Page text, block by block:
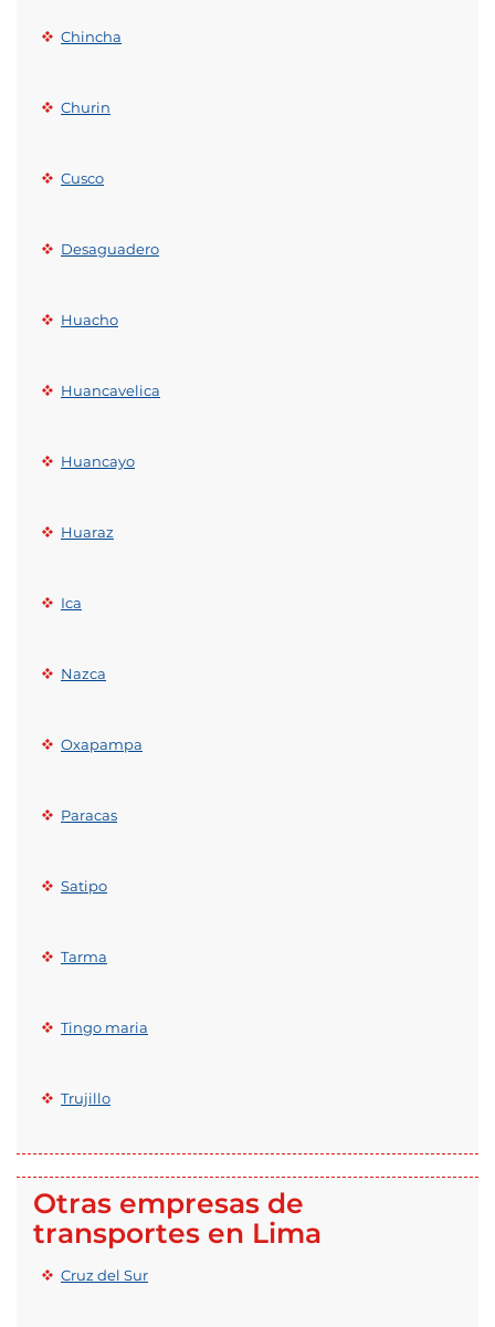
Chincha
Churin
Cusco
Desaguadero
Huacho
Huancavelica
Huancayo
Huaraz
Ica
Nazca
Oxapampa
Paracas
Satipo
Tarma
Tingo maria
Trujillo
Otras empresas de
transportes en Lima
Cruz del Sur